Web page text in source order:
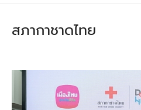
สภากาชาดไทย